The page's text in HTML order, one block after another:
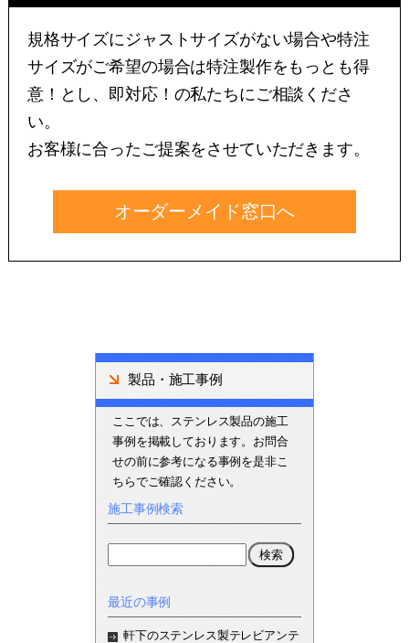
規格サイズにジャストサイズがない場合や特注
サイズがご希望の場合は特注製作をもっとも得
意！とし、即対応！の私たちにご相談くださ
い。
お客様に合ったご提案をさせていただきます。
オーダーメイド窓口へ
製品・施工事例
ここでは、ステンレス製品の施工
事例を掲載しております。お問合
せの前に参考になる事例を是非こ
ちらでご確認ください。
施工事例検索
最近の事例
軒下のステンレス製テレビアンテ